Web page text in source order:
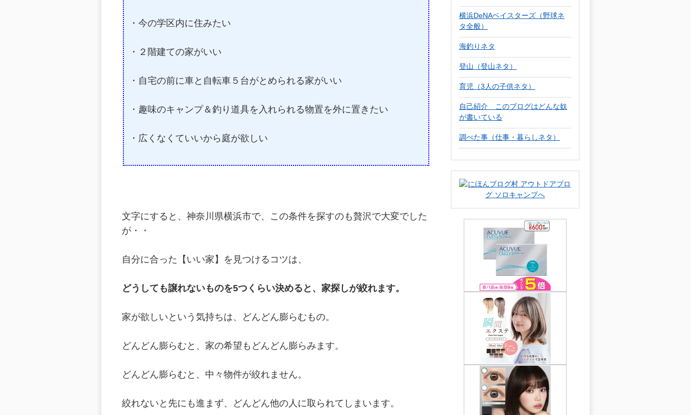
・今の学区内に住みたい
・２階建ての家がいい
・自宅の前に車と自転車５台がとめられる家がいい
・趣味のキャンプ＆釣り道具を入れられる物置を外に置きたい
・広くなくていいから庭が欲しい
文字にすると、神奈川県横浜市で、この条件を探すのも贅沢で大変でした
が・・
自分に合った【いい家】を見つけるコツは、
どうしても譲れないものを5つくらい決めると、家探しが絞れます。
家が欲しいという気持ちは、どんどん膨らむもの。
どんどん膨らむと、家の希望もどんどん膨らみます。
どんどん膨らむと、中々物件が絞れません。
絞れないと先にも進まず、どんどん他の人に取られてしまいます。
横浜DeNAベイスターズ（野球ネ
タ全般）
海釣りネタ
登山（登山ネタ）
育児（3人の子供ネタ）
自己紹介 このブログはどんな奴
が書いている
調べた事（仕事・暮らしネタ）